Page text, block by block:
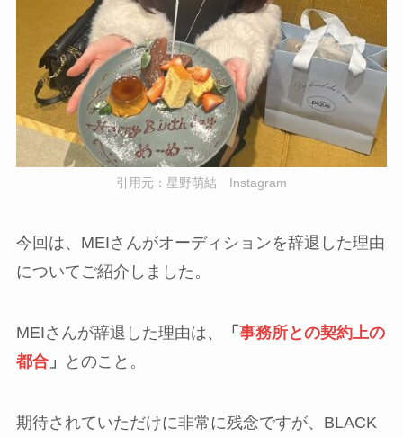
引用元：星野萌結 Instagram
今回は、MEIさんがオーディションを辞退した理由
についてご紹介しました。
MEIさんが辞退した理由は、 「 事務所との契約上の
都合」 とのこと。
期待されていただけに非常に残念ですが、BLACK